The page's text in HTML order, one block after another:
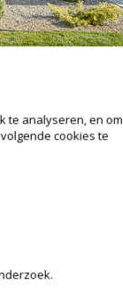
steeds de
te analyseren, en om
cookies te